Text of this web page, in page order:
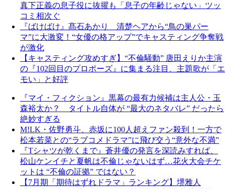
真下正義の息子役に抜擢も「息子の年齢じゃない」ツッ
コミ相次ぐ
『ばけばけ』髙石あかり 清楚ヘアから“鳥の巣パー
マ”に大激変！“女優の格アップ”でキャスティング争奪戦
が激化
【キャスティング攻めすぎ】“不倫騒動” 唐田えりか主演
の『102回目のプロポーズ』に集まる注目、主題歌が「エ
モい」と好評
『マイ・フィクション』黒幕の最有力候補は主人公・玉
森裕太か？ タイトル自体が “最大のネタバレ” だったら
絶妙すぎる
M!LK・佐野勇斗、赤坂に100人超えファン殺到！一方で
松本若菜との“ラブコメドラマ”に飛び交う“意外な不満”
『Tシャツが乾くまで』蒼井優の発言を深読みすれば、
松山ケンイチと夏帆は不倫じゃないはず…花火大会チケ
ットは “不倫の証拠” ではない？
【7月期「期待はずれドラマ」ランキング】堺雅人